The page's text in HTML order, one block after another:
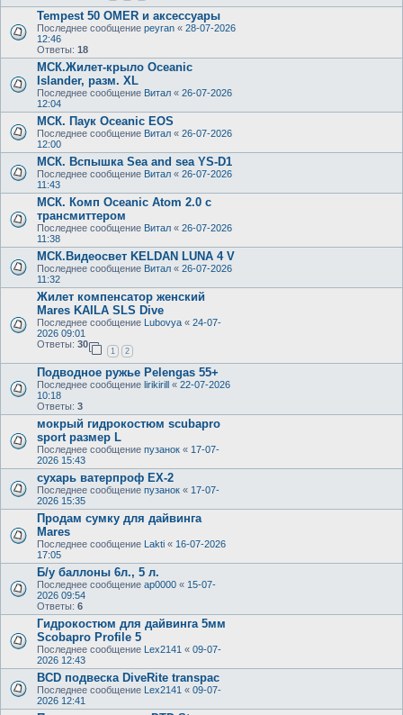
Tempest 50 OMER и аксессуары
Последнее сообщение peyran « 28-07-2026
12:46
Ответы: 18
МСК.Жилет-крыло Oceanic
Islander, разм. XL
Последнее сообщение Витал « 26-07-2026
12:04
МСК. Паук Oceanic EOS
Последнее сообщение Витал « 26-07-2026
12:00
МСК. Вспышка Sea and sea YS-D1
Последнее сообщение Витал « 26-07-2026
11:43
МСК. Комп Oceanic Atom 2.0 с
трансмиттером
Последнее сообщение Витал « 26-07-2026
11:38
МСК.Видеосвет KELDAN LUNA 4 V
Последнее сообщение Витал « 26-07-2026
11:32
Жилет компенсатор женский
Mares KAILA SLS Dive
Последнее сообщение Lubovya « 24-07-
2026 09:01
Ответы: 30
1 2
Подводное ружье Pelengas 55+
Последнее сообщение lirikirill « 22-07-2026
10:18
Ответы: 3
мокрый гидрокостюм scubapro
sport размер L
Последнее сообщение пузанок « 17-07-
2026 15:43
сухарь ватерпроф ЕХ-2
Последнее сообщение пузанок « 17-07-
2026 15:35
Продам сумку для дайвинга
Mares
Последнее сообщение Lakti « 16-07-2026
17:05
Б/у баллоны 6л., 5 л.
Последнее сообщение ap0000 « 15-07-
2026 09:54
Ответы: 6
Гидрокостюм для дайвинга 5мм
Scobapro Profile 5
Последнее сообщение Lex2141 « 09-07-
2026 12:43
BCD подвеска DiveRite transpac
Последнее сообщение Lex2141 « 09-07-
2026 12:41